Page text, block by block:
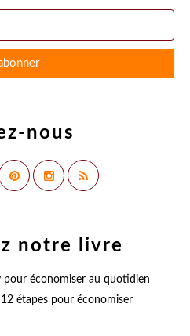
nous
notre livre
étapes pour économiser